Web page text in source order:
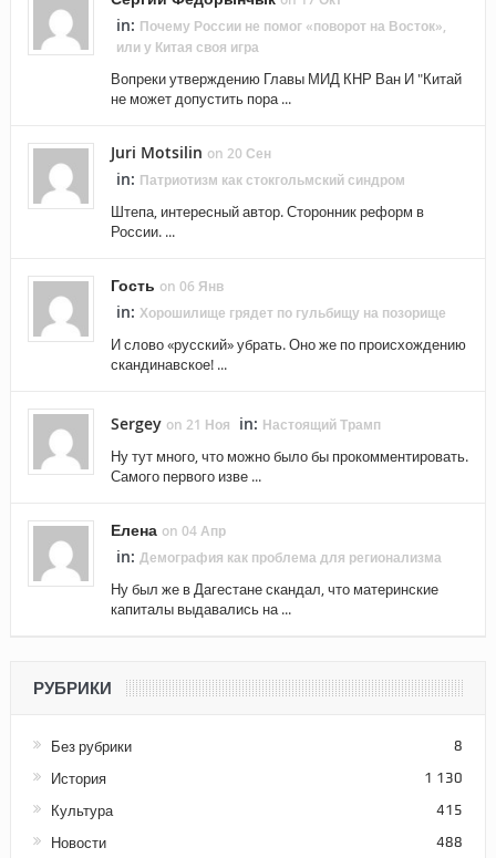
in: Почему России не помог «поворот на Восток»,
или у Китая своя игра
Вопреки утверждению Главы МИД КНР Ван И "Китай
не может допустить пора ...
Juri Motsilin on 20 Сен
in: Патриотизм как стокгольмский синдром
Штепа, интересный автор. Сторонник реформ в
России. ...
Гость on 06 Янв
in: Хорошилище грядет по гульбищу на позорище
И слово «русский» убрать. Оно же по происхождению
скандинавское! ...
Sergey on 21 Ноя in: Настоящий Трамп
Ну тут много, что можно было бы прокомментировать.
Самого первого изве ...
Елена on 04 Апр
in: Демография как проблема для регионализма
Ну был же в Дагестане скандал, что материнские
капиталы выдавались на ...
РУБРИКИ
Без рубрики 8
История 1 130
Культура 415
Новости 488